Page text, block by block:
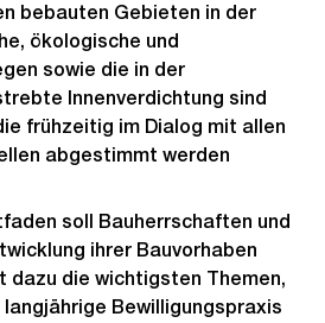
bebauten Gebieten in der
ökologische und
sowie die in der
Innenverdichtung sind
frühzeitig im Dialog mit allen
abgestimmt werden
soll Bauherrschaften und
ihrer Bauvorhaben
dazu die wichtigsten Themen,
Bewilligungspraxis